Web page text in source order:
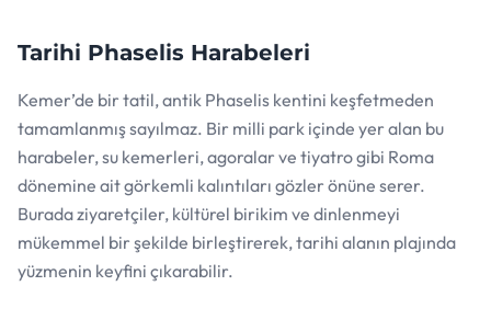
Tarihi Phaselis Harabeleri
Kemer’de bir tatil, antik Phaselis kentini keşfetmeden
tamamlanmış sayılmaz. Bir milli park içinde yer alan bu
harabeler, su kemerleri, agoralar ve tiyatro gibi Roma
dönemine ait görkemli kalıntıları gözler önüne serer.
Burada ziyaretçiler, kültürel birikim ve dinlenmeyi
mükemmel bir şekilde birleştirerek, tarihi alanın plajında
yüzmenin keyfini çıkarabilir.